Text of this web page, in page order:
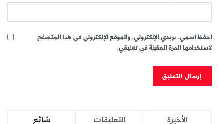
احفظ اسمي، بريدي الإلكتروني، والموقع الإلكتروني في هذا المتصفح
لاستخدامها المرة المقبلة في تعليقي.
شائع التعليقات الأخيرة